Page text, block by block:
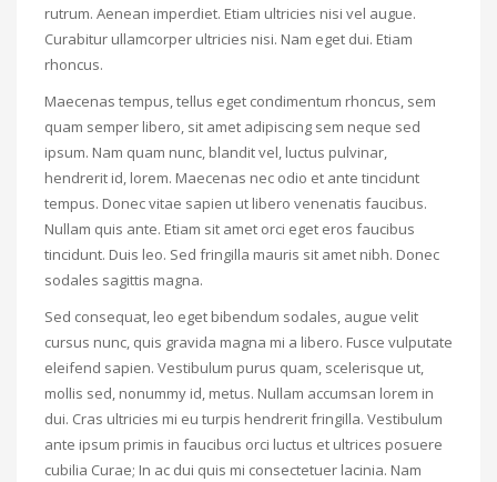
rutrum. Aenean imperdiet. Etiam ultricies nisi vel augue.
Curabitur ullamcorper ultricies nisi. Nam eget dui. Etiam
rhoncus.
Maecenas tempus, tellus eget condimentum rhoncus, sem
quam semper libero, sit amet adipiscing sem neque sed
ipsum. Nam quam nunc, blandit vel, luctus pulvinar,
hendrerit id, lorem. Maecenas nec odio et ante tincidunt
tempus. Donec vitae sapien ut libero venenatis faucibus.
Nullam quis ante. Etiam sit amet orci eget eros faucibus
tincidunt. Duis leo. Sed fringilla mauris sit amet nibh. Donec
sodales sagittis magna.
Sed consequat, leo eget bibendum sodales, augue velit
cursus nunc, quis gravida magna mi a libero. Fusce vulputate
eleifend sapien. Vestibulum purus quam, scelerisque ut,
mollis sed, nonummy id, metus. Nullam accumsan lorem in
dui. Cras ultricies mi eu turpis hendrerit fringilla. Vestibulum
ante ipsum primis in faucibus orci luctus et ultrices posuere
cubilia Curae; In ac dui quis mi consectetuer lacinia. Nam